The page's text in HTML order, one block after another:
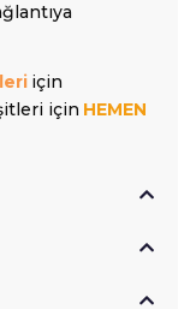
için
için HEMEN